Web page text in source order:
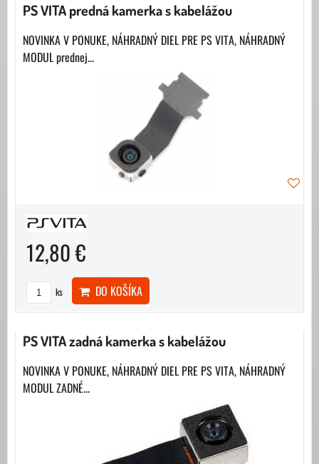
PS VITA predná kamerka s kabelážou
NOVINKA V PONUKE, NÁHRADNÝ DIEL PRE PS VITA, NÁHRADNÝ
MODUL prednej...
12,80 €
ks DO KOŠÍKA
PS VITA zadná kamerka s kabelážou
NOVINKA V PONUKE, NÁHRADNÝ DIEL PRE PS VITA, NÁHRADNÝ
MODUL ZADNÉ...